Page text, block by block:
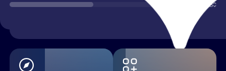
РАЗВЕРНУТЬ